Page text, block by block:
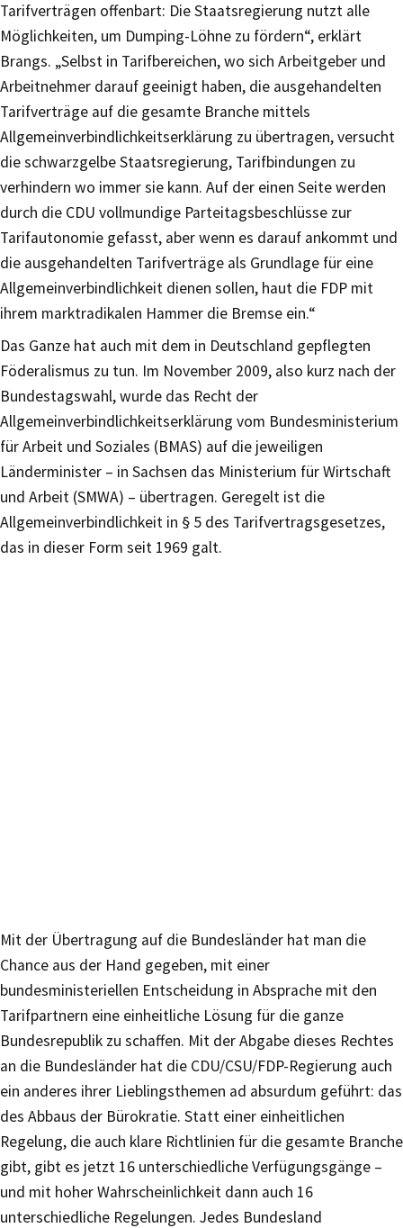
Tarifverträgen offenbart: Die Staatsregierung nutzt alle
Möglichkeiten, um Dumping-Löhne zu fördern“, erklärt
Brangs. „Selbst in Tarifbereichen, wo sich Arbeitgeber und
Arbeitnehmer darauf geeinigt haben, die ausgehandelten
Tarifverträge auf die gesamte Branche mittels
Allgemeinverbindlichkeitserklärung zu übertragen, versucht
die schwarzgelbe Staatsregierung, Tarifbindungen zu
verhindern wo immer sie kann. Auf der einen Seite werden
durch die CDU vollmundige Parteitagsbeschlüsse zur
Tarifautonomie gefasst, aber wenn es darauf ankommt und
die ausgehandelten Tarifverträge als Grundlage für eine
Allgemeinverbindlichkeit dienen sollen, haut die FDP mit
ihrem marktradikalen Hammer die Bremse ein.“
Das Ganze hat auch mit dem in Deutschland gepflegten
Föderalismus zu tun. Im November 2009, also kurz nach der
Bundestagswahl, wurde das Recht der
Allgemeinverbindlichkeitserklärung vom Bundesministerium
für Arbeit und Soziales (BMAS) auf die jeweiligen
Länderminister – in Sachsen das Ministerium für Wirtschaft
und Arbeit (SMWA) – übertragen. Geregelt ist die
Allgemeinverbindlichkeit in § 5 des Tarifvertragsgesetzes,
das in dieser Form seit 1969 galt.
Mit der Übertragung auf die Bundesländer hat man die
Chance aus der Hand gegeben, mit einer
bundesministeriellen Entscheidung in Absprache mit den
Tarifpartnern eine einheitliche Lösung für die ganze
Bundesrepublik zu schaffen. Mit der Abgabe dieses Rechtes
an die Bundesländer hat die CDU/CSU/FDP-Regierung auch
ein anderes ihrer Lieblingsthemen ad absurdum geführt: das
des Abbaus der Bürokratie. Statt einer einheitlichen
Regelung, die auch klare Richtlinien für die gesamte Branche
gibt, gibt es jetzt 16 unterschiedliche Verfügungsgänge –
und mit hoher Wahrscheinlichkeit dann auch 16
unterschiedliche Regelungen. Jedes Bundesland